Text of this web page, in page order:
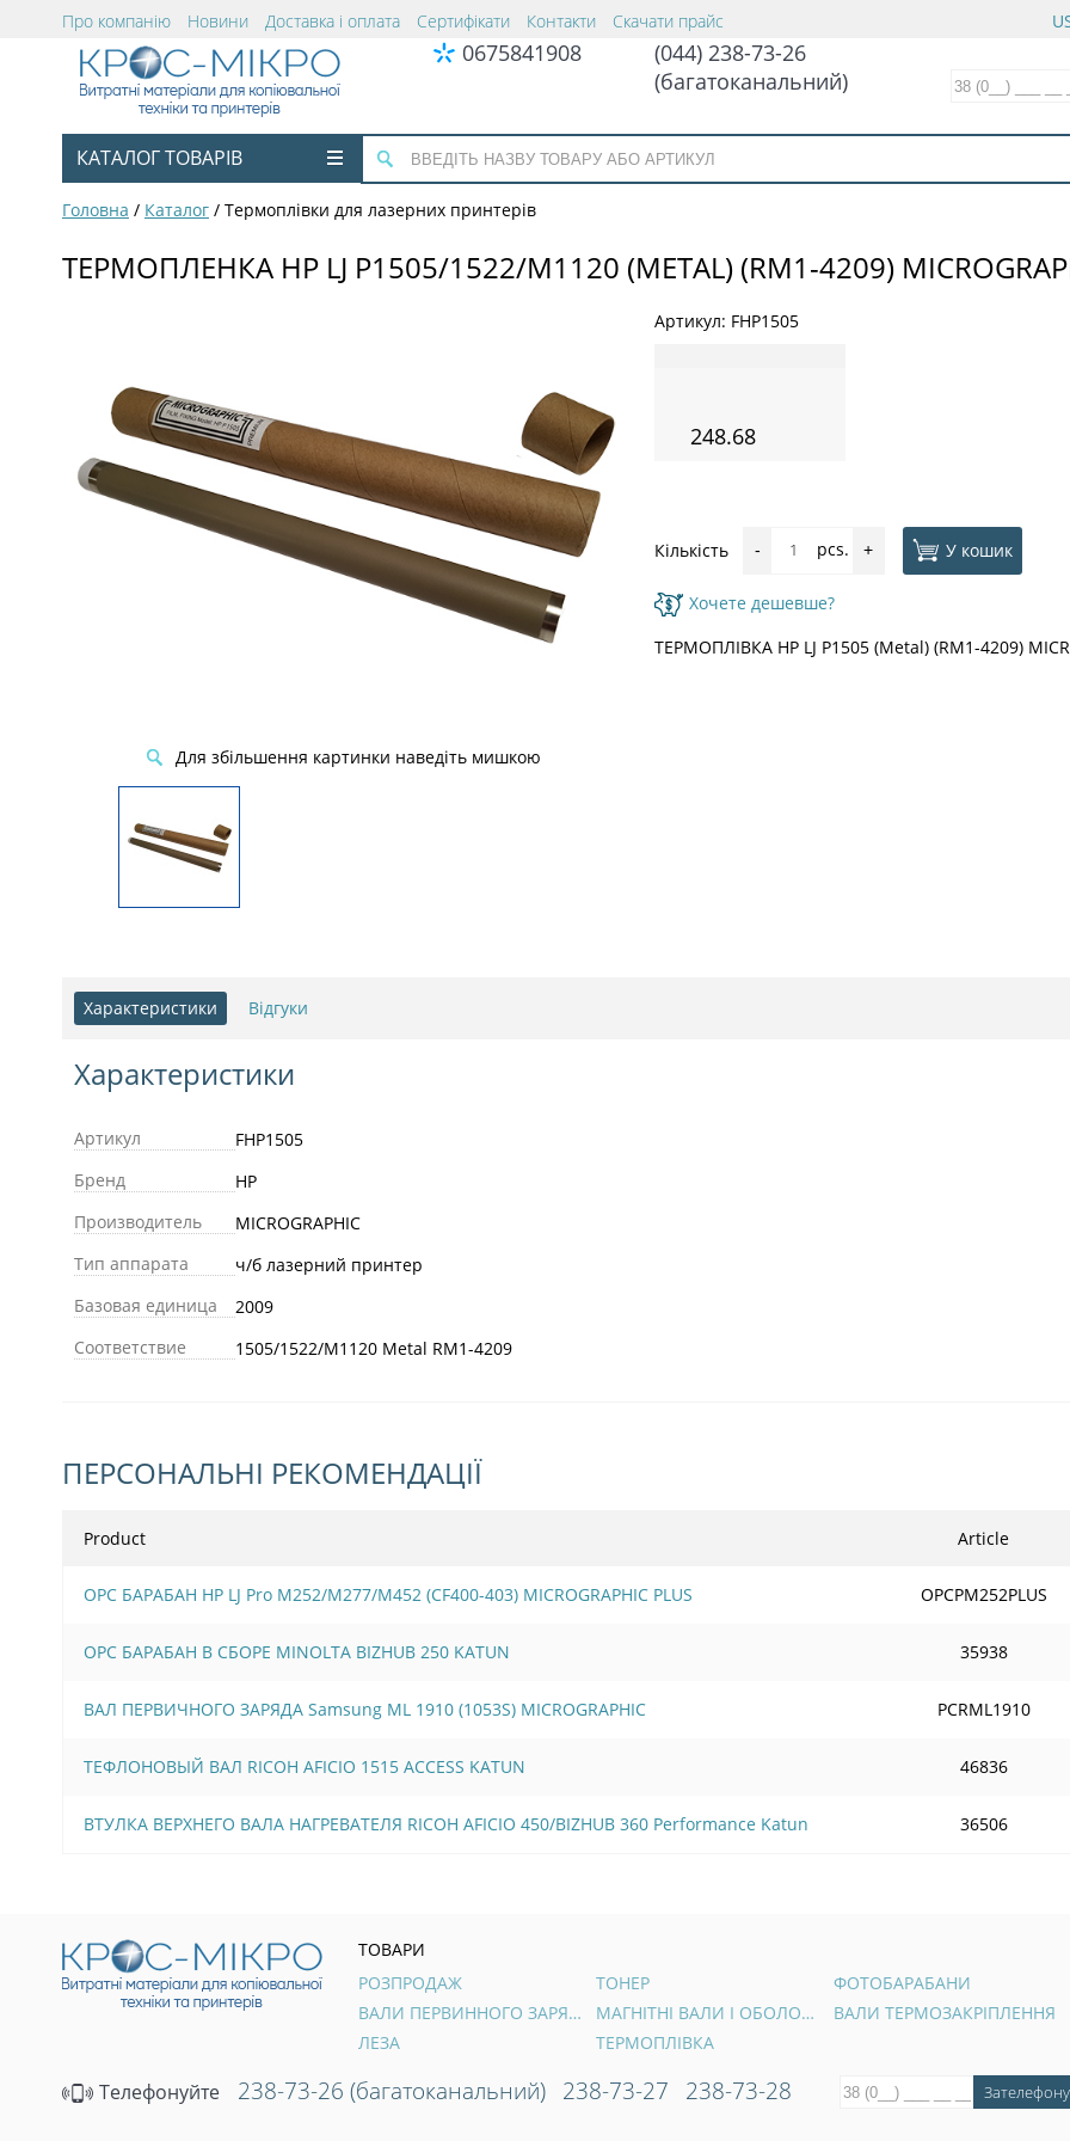
Про компанію Новини Доставка і оплата Сертифікати Контакти Скачати прайс
0675841908
(044) 238-73-26
(багатоканальний)
КАТАЛОГ ТОВАРІВ
Головна / Каталог / Термоплівки для лазерних принтерів
ТЕРМОПЛЕНКА HP LJ P1505/1522/M1120 (METAL) (RM1-4209)
Для збільшення картинки наведіть мишкою
Артикул: FHP1505
248.68
Кількість - pcs. + У кошик
Хочете дешевше?
ТЕРМОПЛІВКА HP LJ P1505 (Metal) (RM1-4209)
Характеристики Відгуки
Характеристики
Артикул
FHP1505
Бренд
HP
Производитель
MICROGRAPHIC
Тип аппарата
ч/б лазерний принтер
Базовая единица
2009
Соответствие
1505/1522/M1120 Metal RM1-4209
ПЕРСОНАЛЬНІ РЕКОМЕНДАЦІЇ
Product Article
OPC БАРАБАН HP LJ Pro M252/M277/M452 (CF400-403) MICROGRAPHIC PLUS OPCPM252PLUS
OPC БАРАБАН В СБОРЕ MINOLTA BIZHUB 250 KATUN 35938
ВАЛ ПЕРВИЧНОГО ЗАРЯДА Samsung ML 1910 (1053S) MICROGRAPHIC PCRML1910
ТЕФЛОНОВЫЙ ВАЛ RICOH AFICIO 1515 ACCESS KATUN 46836
ВТУЛКА ВЕРХНЕГО ВАЛА НАГРЕВАТЕЛЯ RICOH AFICIO 450/BIZHUB 360 Performance Katun 36506
ТОВАРИ
РОЗПРОДАЖ
ТОНЕР
ФОТОБАРАБАНИ
ВАЛИ ПЕРВИННОГО ЗАРЯДУ
МАГНІТНІ ВАЛИ І ОБОЛОНКИ
ВАЛИ ТЕРМОЗАКРІПЛЕННЯ
ЛЕЗА
ТЕРМОПЛІВКА
Телефонуйте 238-73-26 (багатоканальний) 238-73-27 238-73-28